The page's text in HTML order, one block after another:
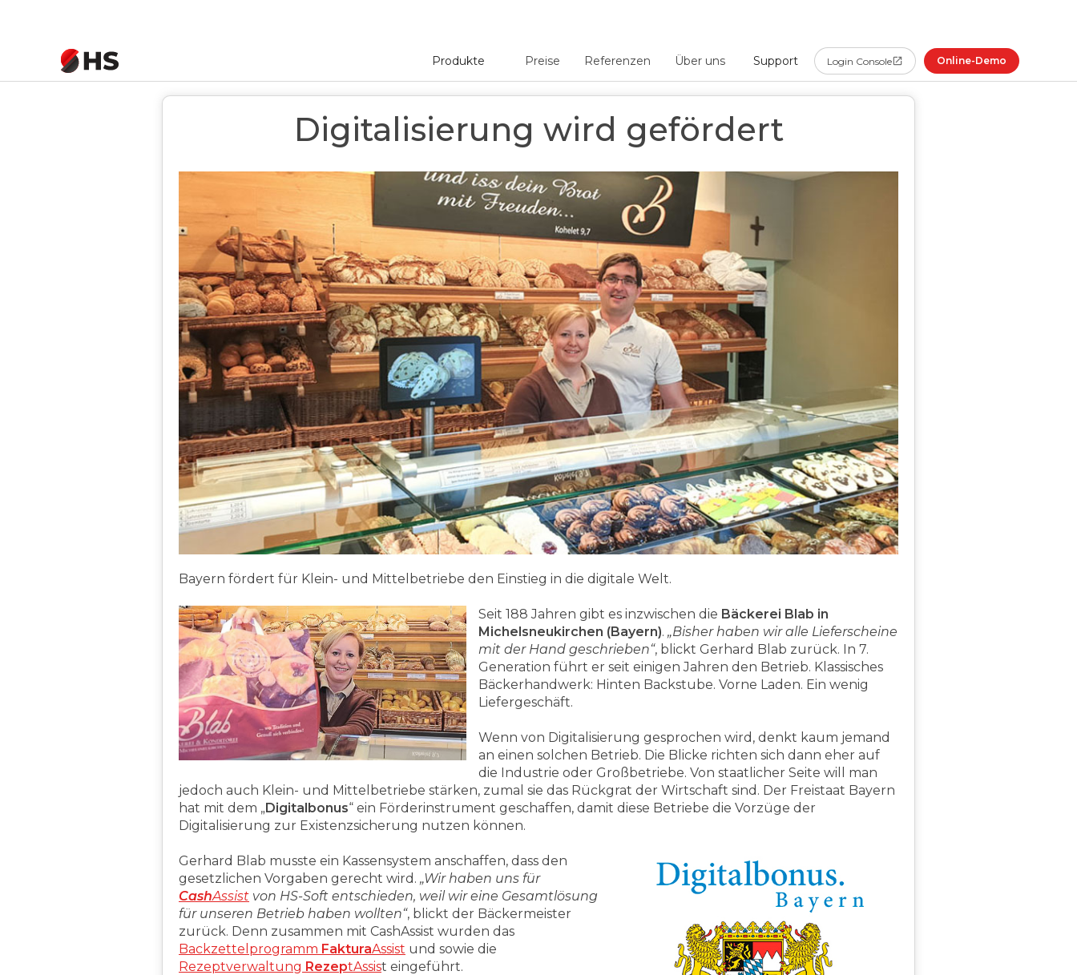
Produkte Preise Referenzen Über uns Support Login Console Online-Demo
Digitalisierung wird gefördert
Bayern fördert für Klein- und Mittelbetriebe den Einstieg in die digitale Welt.
Seit 188 Jahren gibt es inzwischen die Bäckerei Blab in
Michelsneukirchen (Bayern). „Bisher haben wir alle Lieferscheine
mit der Hand geschrieben“, blickt Gerhard Blab zurück. In 7.
Generation führt er seit einigen Jahren den Betrieb. Klassisches
Bäckerhandwerk: Hinten Backstube. Vorne Laden. Ein wenig
Liefergeschäft.
Wenn von Digitalisierung gesprochen wird, denkt kaum jemand
an einen solchen Betrieb. Die Blicke richten sich dann eher auf
die Industrie oder Großbetriebe. Von staatlicher Seite will man
jedoch auch Klein- und Mittelbetriebe stärken, zumal sie das Rückgrat der Wirtschaft sind. Der Freistaat Bayern
hat mit dem „Digitalbonus“ ein Förderinstrument geschaffen, damit diese Betriebe die Vorzüge der
Digitalisierung zur Existenzsicherung nutzen können.
Gerhard Blab musste ein Kassensystem anschaffen, dass den
gesetzlichen Vorgaben gerecht wird. „Wir haben uns für
CashAssist von HS-Soft entschieden, weil wir eine Gesamtlösung
für unseren Betrieb haben wollten“, blickt der Bäckermeister
zurück. Denn zusammen mit CashAssist wurden das
Backzettelprogramm FakturaAssist und sowie die
Rezeptverwaltung RezeptAssist eingeführt.